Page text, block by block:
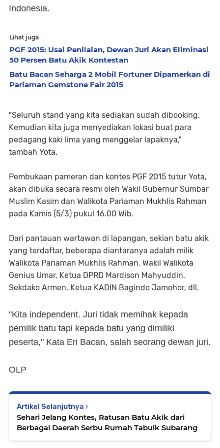
Indonesia.
Lihat juga
PGF 2015: Usai Penilaian, Dewan Juri Akan Eliminasi
50 Persen Batu Akik Kontestan
Batu Bacan Seharga 2 Mobil Fortuner Dipamerkan di
Pariaman Gemstone Fair 2015
"Seluruh stand yang kita sediakan sudah dibooking.
Kemudian kita juga menyediakan lokasi buat para
pedagang kaki lima yang menggelar lapaknya,"
tambah Yota.
Pembukaan pameran dan kontes PGF 2015 tutur Yota,
akan dibuka secara resmi oleh Wakil Gubernur Sumbar
Muslim Kasim dan Walikota Pariaman Mukhlis Rahman
pada Kamis (5/3) pukul 16.00 Wib.
Dari pantauan wartawan di lapangan, sekian batu akik
yang terdaftar, beberapa diantaranya adalah milik
Walikota Pariaman Mukhlis Rahman, Wakil Walikota
Genius Umar, Ketua DPRD Mardison Mahyuddin,
Sekdako Armen, Ketua KADIN Bagindo Jamohor, dll.
"Kita independent. Juri tidak memihak kepada
pemilik batu tapi kepada batu yang dimiliki
peserta," Kata Eri Bacan, salah seorang dewan juri.
OLP
Artikel Selanjutnya
Sehari Jelang Kontes, Ratusan Batu Akik dari
Berbagai Daerah Serbu Rumah Tabuik Subarang